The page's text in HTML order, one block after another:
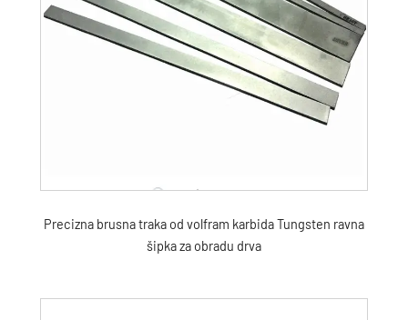
Precizna brusna traka od volfram karbida Tungsten ravna
šipka za obradu drva